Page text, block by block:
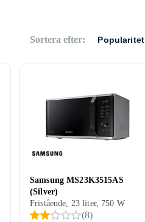
Sortera efter: Popularitet
Samsung MS23K3515AS
(Silver)
Fristående, 23 liter, 750 W
(8)